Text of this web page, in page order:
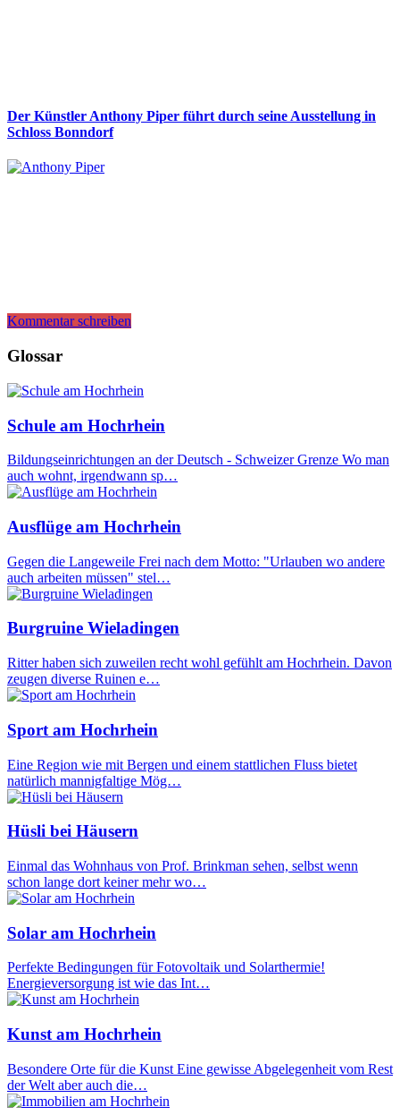
Der Künstler Anthony Piper führt durch seine Ausstellung in
Schloss Bonndorf
Kommentar schreiben
Glossar
Schule am Hochrhein
Bildungseinrichtungen an der Deutsch - Schweizer Grenze Wo man
auch wohnt, irgendwann sp…
Ausflüge am Hochrhein
Gegen die Langeweile Frei nach dem Motto: "Urlauben wo andere
auch arbeiten müssen" stel…
Burgruine Wieladingen
Ritter haben sich zuweilen recht wohl gefühlt am Hochrhein. Davon
zeugen diverse Ruinen e…
Sport am Hochrhein
Eine Region wie mit Bergen und einem stattlichen Fluss bietet
natürlich mannigfaltige Mög…
Hüsli bei Häusern
Einmal das Wohnhaus von Prof. Brinkman sehen, selbst wenn
schon lange dort keiner mehr wo…
Solar am Hochrhein
Perfekte Bedingungen für Fotovoltaik und Solarthermie!
Energieversorgung ist wie das Int…
Kunst am Hochrhein
Besondere Orte für die Kunst Eine gewisse Abgelegenheit vom Rest
der Welt aber auch die…